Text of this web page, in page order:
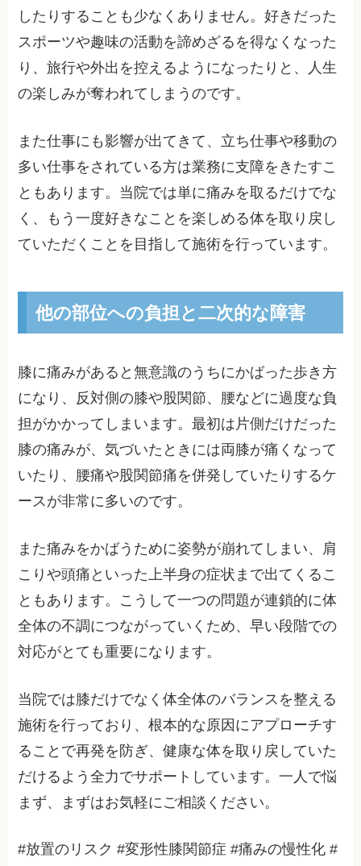
したりすることも少なくありません。好きだった
スポーツや趣味の活動を諦めざるを得なくなった
り、旅行や外出を控えるようになったりと、人生
の楽しみが奪われてしまうのです。
また仕事にも影響が出てきて、立ち仕事や移動の
多い仕事をされている方は業務に支障をきたすこ
ともあります。当院では単に痛みを取るだけでな
く、もう一度好きなことを楽しめる体を取り戻し
ていただくことを目指して施術を行っています。
他の部位への負担と二次的な障害
膝に痛みがあると無意識のうちにかばった歩き方
になり、反対側の膝や股関節、腰などに過度な負
担がかかってしまいます。最初は片側だけだった
膝の痛みが、気づいたときには両膝が痛くなって
いたり、腰痛や股関節痛を併発していたりするケ
ースが非常に多いのです。
また痛みをかばうために姿勢が崩れてしまい、肩
こりや頭痛といった上半身の症状まで出てくるこ
ともあります。こうして一つの問題が連鎖的に体
全体の不調につながっていくため、早い段階での
対応がとても重要になります。
当院では膝だけでなく体全体のバランスを整える
施術を行っており、根本的な原因にアプローチす
ることで再発を防ぎ、健康な体を取り戻していた
だけるよう全力でサポートしています。一人で悩
まず、まずはお気軽にご相談ください。
#放置のリスク #変形性膝関節症 #痛みの慢性化 #